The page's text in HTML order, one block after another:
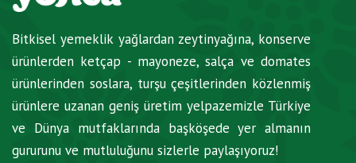
Bitkisel yemeklik yağlardan zeytinyağına, konserve
ürünlerden ketçap - mayoneze, salça ve domates
ürünlerinden soslara, turşu çeşitlerinden közlenmiş
ürünlere uzanan geniş üretim yelpazemizle Türkiye
ve Dünya mutfaklarında başköşede yer almanın
gururunu ve mutluluğunu sizlerle paylaşıyoruz!